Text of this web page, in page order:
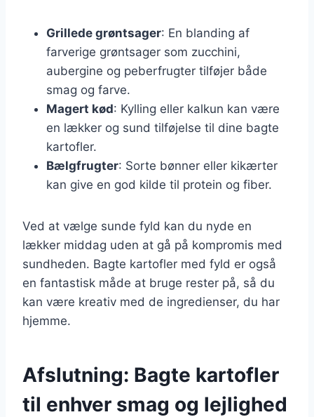
Grillede grøntsager: En blanding af
farverige grøntsager som zucchini,
aubergine og peberfrugter tilføjer både
smag og farve.
Magert kød: Kylling eller kalkun kan være
en lækker og sund tilføjelse til dine bagte
kartofler.
Bælgfrugter: Sorte bønner eller kikærter
kan give en god kilde til protein og fiber.
Ved at vælge sunde fyld kan du nyde en
lækker middag uden at gå på kompromis med
sundheden. Bagte kartofler med fyld er også
en fantastisk måde at bruge rester på, så du
kan være kreativ med de ingredienser, du har
hjemme.
Afslutning: Bagte kartofler
til enhver smag og lejlighed